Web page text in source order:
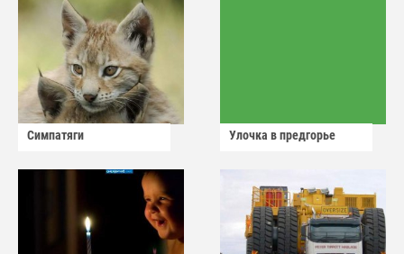
Симпатяги Улочка в предгорье